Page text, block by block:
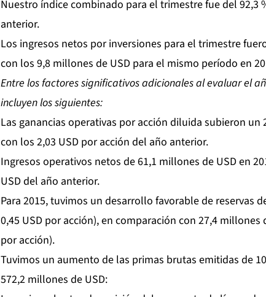
Nuestro índice combinado para el trimestre fue del 92,3
anterior.
Los ingresos netos por inversiones para el trimestre
con los 9,8 millones de USD para el mismo período en
Entre los factores significativos adicionales al evaluar el
incluyen los siguientes:
Las ganancias operativas por acción diluida subieron un
con los 2,03 USD por acción del año anterior.
Ingresos operativos netos de 61,1 millones de USD en
USD del año anterior.
Para 2015, tuvimos un desarrollo favorable de reservas
0,45 USD por acción), en comparación con 27,4 millones
por acción).
Tuvimos un aumento de las primas brutas emitidas de
572,2 millones de USD: